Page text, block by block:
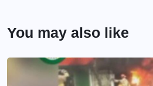
You may also like